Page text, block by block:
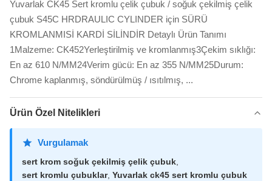
Yuvarlak CK45 Sert kromlu çelik çubuk / soğuk çekilmiş çelik
çubuk S45C HRDRAULIC CYLINDER için SÜRÜ
KROMLANMISİ KARDİ SİLİNDİR Detaylı Ürün Tanımı
1Malzeme: CK452Yerleştirilmiş ve kromlanmış3Çekim sıklığı:
En az 610 N/MM24Verim gücü: En az 355 N/MM25Durum:
Chrome kaplanmış, söndürülmüş / ısıtılmış, ...
Ürün Özel Nitelikleri
Vurgulamak
sert krom soğuk çekilmiş çelik çubuk,
sert kromlu çubuklar, Yuvarlak ck45 sert kromlu çubuk